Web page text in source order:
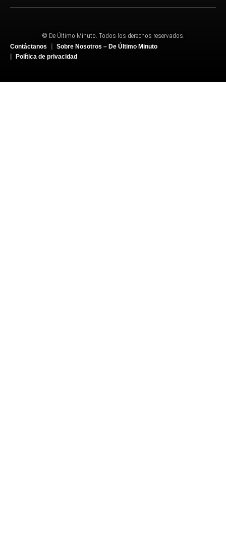
© De Último Minuto. Todos los derechos reservados.
Contáctanos
Sobre Nosotros – De Último Minuto
Política de privacidad